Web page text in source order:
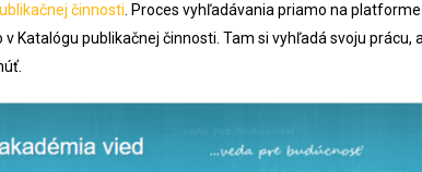
činnosti. Proces vyhľadávania priamo na
Katalógu publikačnej činnosti. Tam si vyhľadá svoju prácu,